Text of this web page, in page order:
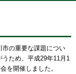
の重要な課題につい
ため、平成29年11月1
を開催しました。